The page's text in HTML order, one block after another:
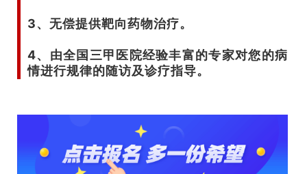
3、无偿提供靶向药物治疗。
4、由全国三甲医院经验丰富的专家对您的病
情进行规律的随访及诊疗指导。